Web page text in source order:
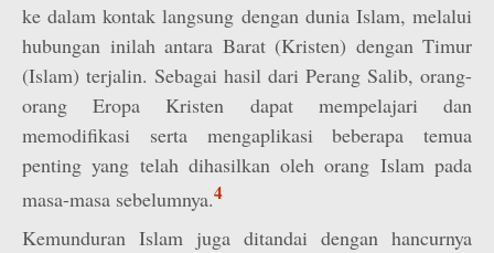
ke dalam kontak langsung dengan dunia Islam, melalui
hubungan inilah antara Barat (Kristen) dengan Timur
(Islam) terjalin. Sebagai hasil dari Perang Salib, orang-
orang Eropa Kristen dapat mempelajari dan
memodifikasi serta mengaplikasi beberapa temua
penting yang telah dihasilkan oleh orang Islam pada
masa-masa sebelumnya.4
Kemunduran Islam juga ditandai dengan hancurnya